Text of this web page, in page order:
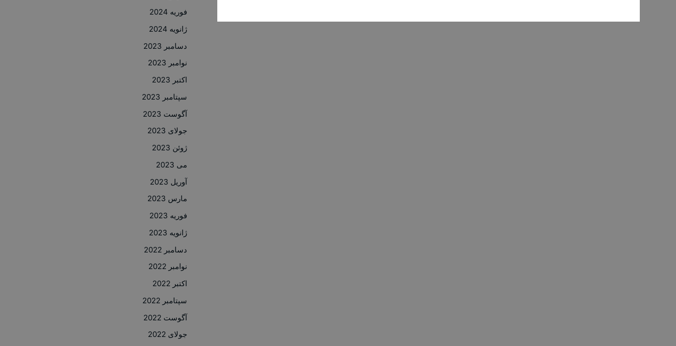
فوریه 2024
ژانویه 2024
دسامبر 2023
نوامبر 2023
اکتبر 2023
سپتامبر 2023
آگوست 2023
جولای 2023
ژوئن 2023
می 2023
آوریل 2023
مارس 2023
فوریه 2023
ژانویه 2023
دسامبر 2022
نوامبر 2022
اکتبر 2022
سپتامبر 2022
آگوست 2022
جولای 2022